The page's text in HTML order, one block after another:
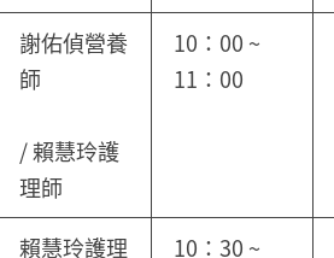
謝佑偵營養
師
/ 賴慧玲護
理師
10：00 ~
11：00
賴慧玲護理
10：30 ~